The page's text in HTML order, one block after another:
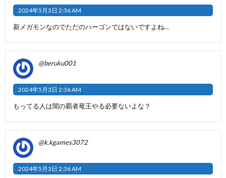
2024年5月3日 2:36 AM
新メガモンなのでただのハーゴンではないですよね…
@beruku001
2024年5月3日 2:36 AM
もってる人は闇の覇者竜王やる必要ないよな？
@k.kgames3072
2024年5月3日 2:36 AM